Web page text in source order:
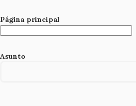
Página principal
Asunto